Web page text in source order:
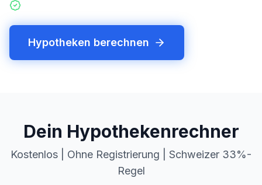
Hypotheken berechnen
Dein Hypothekenrechner
Kostenlos | Ohne Registrierung | Schweizer 33%-
Regel